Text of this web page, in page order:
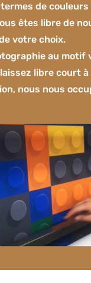
de couleurs
êtes libre de
votre choix.
au motif
libre court
nous nous